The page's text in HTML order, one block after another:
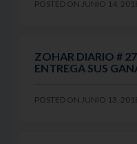
POSTED ON JUNIO 14,
ZOHAR DIARIO #
ENTREGA SUS
POSTED ON JUNIO 13,